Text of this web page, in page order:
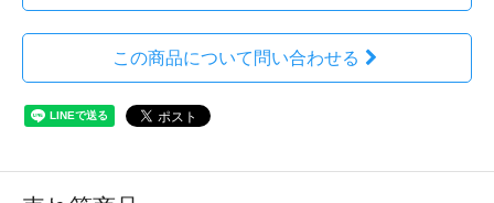
この商品について問い合わせる